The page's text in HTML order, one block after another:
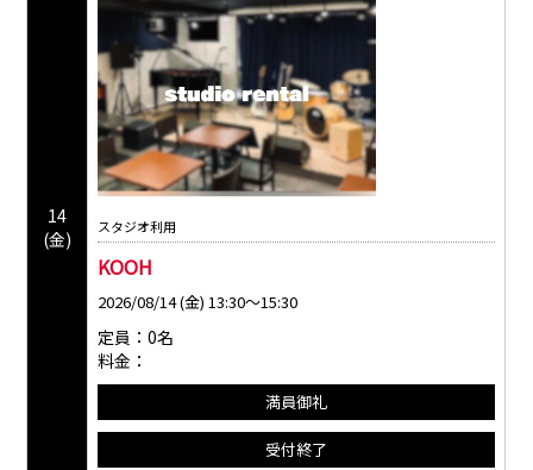
14
(金)
スタジオ利用
KOOH
2026/08/14 (金) 13:30～15:30
定員：0名
料金：
満員御礼
受付終了